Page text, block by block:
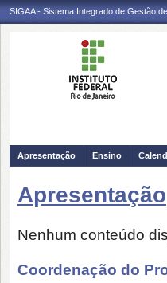
SIGAA - Sistema Integrado de Gestão
Apresentação Ensino
Apresentação
Nenhum conteúdo
Coordenação do